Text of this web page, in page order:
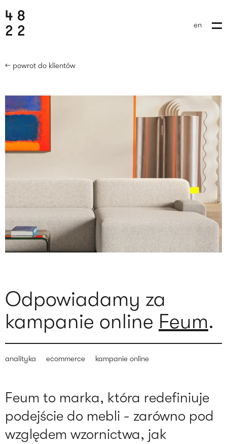
wyślij brief
en
analityka ecommerce kampanie online
Odpowiadamy za
kampanie online Feum.
← powrot do klientów
Feum to marka, która redefiniuje
podejście do mebli - zarówno pod
względem wzornictwa, jak